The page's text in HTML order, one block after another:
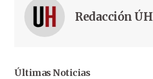
Redacción ÚH
Últimas Noticias